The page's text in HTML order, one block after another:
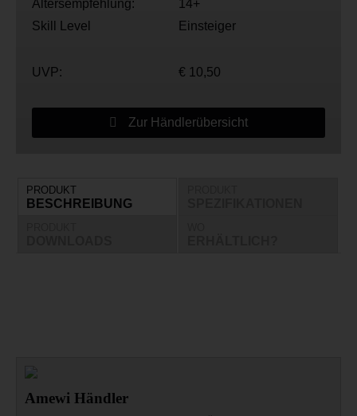
Altersempfehlung:
14+
Skill Level
Einsteiger
UVP: € 10,50
Zur Händlerübersicht
PRODUKT
BESCHREIBUNG
Amewi Händler